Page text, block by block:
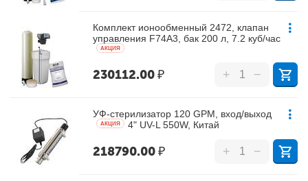
Комплект ионообменный 2472, клапан
управления F74A3, бак 200 л, 7.2 куб/час
AКЦИЯ
230112.00₽ + −
УФ-стерилизатор 120 GPM, вход/выход
4" UV-L 550W, Китай
AКЦИЯ
218790.00₽ + −